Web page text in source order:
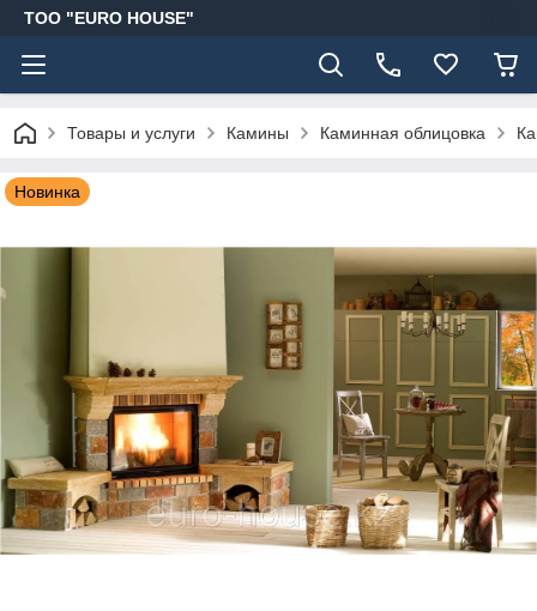
ТОО "EURO HOUSE"
Товары и услуги Камины Каминная облицовка
Новинка